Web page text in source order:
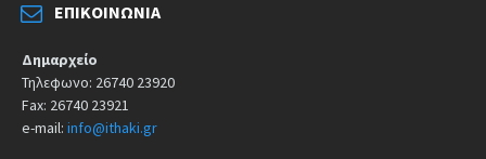
ΕΠΙΚΟΙΝΩΝΊΑ
Δημαρχείο
Τηλεφωνο: 26740 23920
Fax: 26740 23921
e-mail: info@ithaki.gr